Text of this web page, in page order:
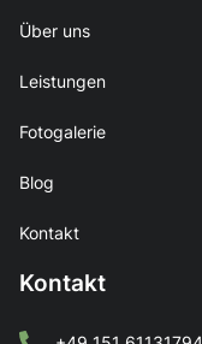
Über uns
Leistungen
Fotogalerie
Blog
Kontakt
Kontakt